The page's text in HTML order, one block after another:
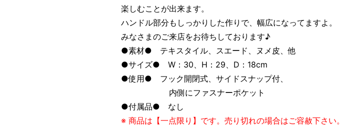
楽しむことが出来ます。
ハンドル部分もしっかりした作りで、幅広になってますよ。
みなさまのご来店をお待ちしております♪
●素材● テキスタイル、スエード、ヌメ皮、他
●サイズ● W：30、H：29、D：18cm
●使用● フック開閉式、サイドスナップ付、
内側にファスナーポケット
●付属品● なし
※ 商品は【一点限り】です。売り切れの場合はご容赦下さい。